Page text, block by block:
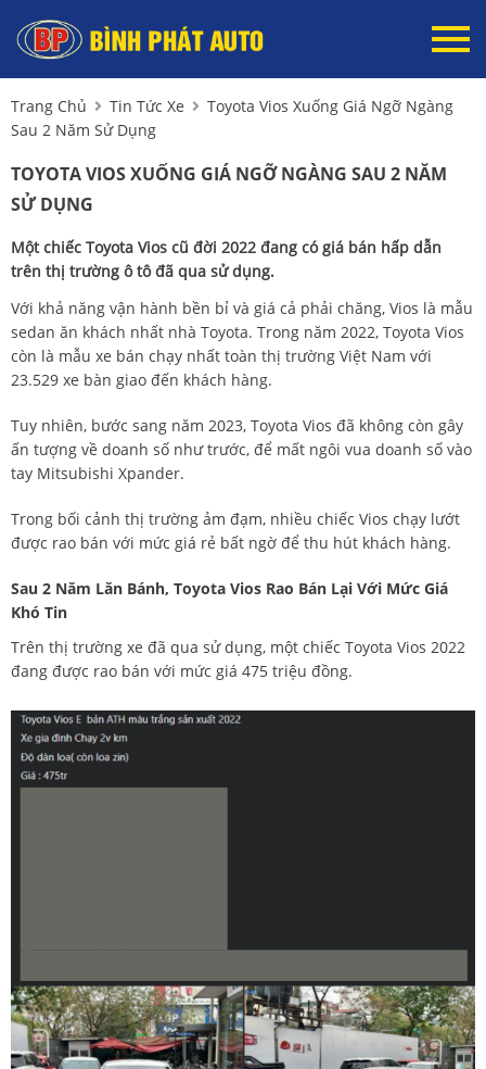
Trang Chủ Tin Tức Xe
Toyota Vios Xuống Giá Ngỡ Ngàng
Sau 2 Năm Sử Dụng
TOYOTA VIOS XUỐNG GIÁ NGỠ NGÀNG SAU 2 NĂM
SỬ DỤNG
Một chiếc Toyota Vios cũ đời 2022 đang có giá bán hấp dẫn
trên thị trường ô tô đã qua sử dụng.
Với khả năng vận hành bền bỉ và giá cả phải chăng, Vios là mẫu
sedan ăn khách nhất nhà Toyota. Trong năm 2022, Toyota Vios
còn là mẫu xe bán chạy nhất toàn thị trường Việt Nam với
23.529 xe bàn giao đến khách hàng.
Tuy nhiên, bước sang năm 2023, Toyota Vios đã không còn gây
ấn tượng về doanh số như trước, để mất ngôi vua doanh số vào
tay Mitsubishi Xpander.
Trong bối cảnh thị trường ảm đạm, nhiều chiếc Vios chạy lướt
được rao bán với mức giá rẻ bất ngờ để thu hút khách hàng.
Sau 2 Năm Lăn Bánh, Toyota Vios Rao Bán Lại Với Mức Giá
Khó Tin
Trên thị trường xe đã qua sử dụng, một chiếc Toyota Vios 2022
đang được rao bán với mức giá 475 triệu đồng.